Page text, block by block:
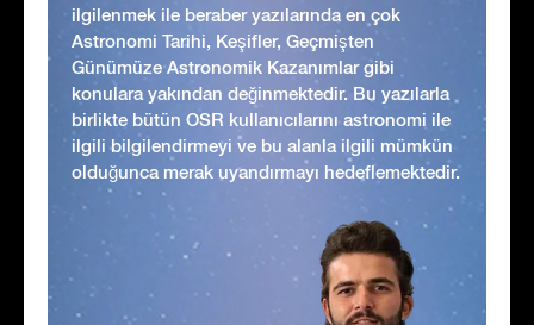
ilgilenmek ile beraber yazılarında en çok
Astronomi Tarihi, Keşifler, Geçmişten
Günümüze Astronomik Kazanımlar gibi
konulara yakından değinmektedir. Bu yazılarla
birlikte bütün OSR kullanıcılarını astronomi ile
ilgili bilgilendirmeyi ve bu alanla ilgili mümkün
olduğunca merak uyandırmayı hedeflemektedir.